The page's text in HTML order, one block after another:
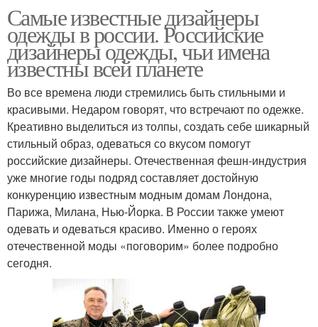
Самые известные дизайнеры
одежды в россии. Российские
дизайнеры одежды, чьи имена
известны всей планете
Во все времена люди стремились быть стильными и
красивыми. Недаром говорят, что встречают по одежке.
Креативно выделиться из толпы, создать себе шикарный
стильный образ, одеваться со вкусом помогут
российские дизайнеры. Отечественная фешн-индустрия
уже многие годы подряд составляет достойную
конкуренцию известным модным домам Лондона,
Парижа, Милана, Нью-Йорка. В России также умеют
одевать и одеваться красиво. Именно о героях
отечественной моды «поговорим» более подробно
сегодня.